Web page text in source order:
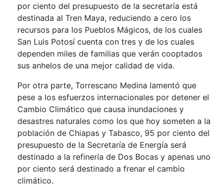
por ciento del presupuesto de la secretaría está
destinada al Tren Maya, reduciendo a cero los
recursos para los Pueblos Mágicos, de los cuales
San Luis Potosí cuenta con tres y de los cuales
dependen miles de familias que verán cooptados
sus anhelos de una mejor calidad de vida.
Por otra parte, Torrescano Medina lamentó que
pese a los esfuerzos internacionales por detener el
Cambio Climático que causa inundaciones y
desastres naturales como los que hoy someten a la
población de Chiapas y Tabasco, 95 por ciento del
presupuesto de la Secretaría de Energía será
destinado a la refinería de Dos Bocas y apenas uno
por ciento será destinado a frenar el cambio
climático.